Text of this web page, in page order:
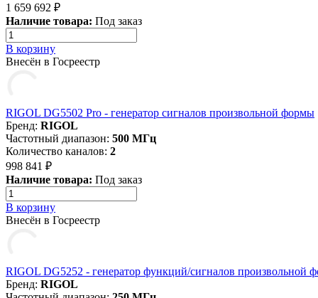
1 659 692 ₽
Наличие товара: Под заказ
В корзину
Внесён в Госреестр
RIGOL DG5502 Pro - генератор сигналов произвольной формы
Бренд: RIGOL
Частотный диапазон: 500 МГц
Количество каналов: 2
998 841 ₽
Наличие товара: Под заказ
В корзину
Внесён в Госреестр
RIGOL DG5252 - генератор функций/сигналов произвольной
Бренд: RIGOL